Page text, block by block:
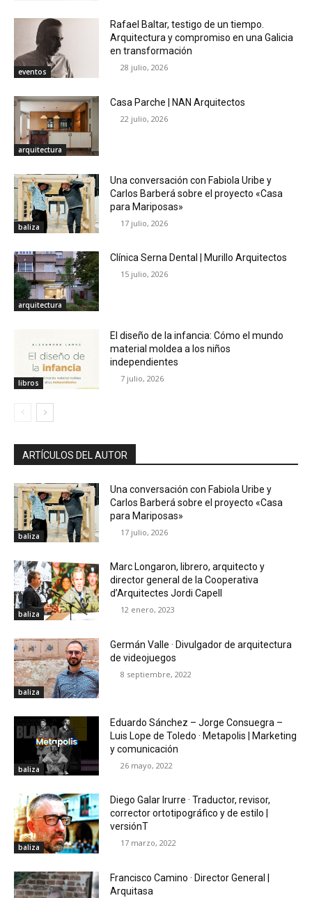
eventos
Rafael Baltar, testigo de un tiempo.
Arquitectura y compromiso en una Galicia
en transformación
28 julio, 2026
arquitectura
Casa Parche | NAN Arquitectos
22 julio, 2026
baliza
Una conversación con Fabiola Uribe y
Carlos Barberá sobre el proyecto «Casa
para Mariposas»
17 julio, 2026
arquitectura
Clínica Serna Dental | Murillo Arquitectos
15 julio, 2026
libros
El diseño de la infancia: Cómo el mundo
material moldea a los niños
independientes
7 julio, 2026
ARTÍCULOS DEL AUTOR
baliza
Una conversación con Fabiola Uribe y
Carlos Barberá sobre el proyecto «Casa
para Mariposas»
17 julio, 2026
baliza
Marc Longaron, librero, arquitecto y
director general de la Cooperativa
d’Arquitectes Jordi Capell
12 enero, 2023
baliza
Germán Valle · Divulgador de arquitectura
de videojuegos
8 septiembre, 2022
baliza
Eduardo Sánchez – Jorge Consuegra –
Luis Lope de Toledo · Metapolis | Marketing
y comunicación
26 mayo, 2022
baliza
Diego Galar Irurre · Traductor, revisor,
corrector ortotipográfico y de estilo |
versiónT
17 marzo, 2022
Francisco Camino · Director General |
Arquitasa